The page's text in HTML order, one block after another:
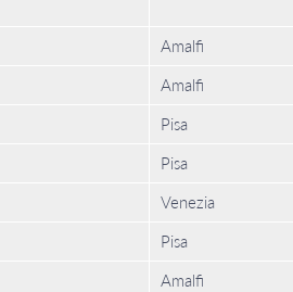
Amalfi
Amalfi
Pisa
Pisa
Venezia
Pisa
Amalfi